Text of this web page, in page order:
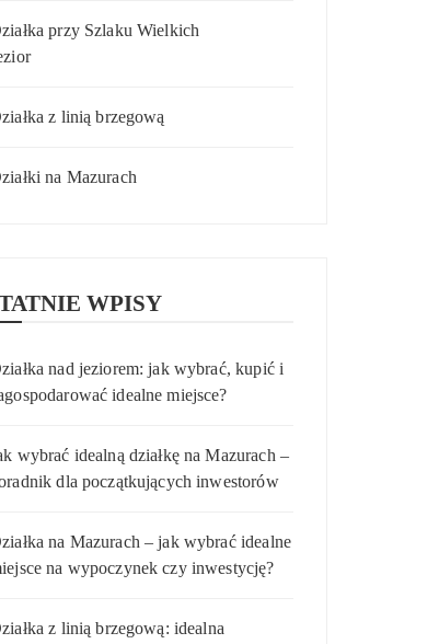
przy Szlaku Wielkich
z linią brzegową
na Mazurach
WPISY
nad jeziorem: jak wybrać, kupić i
idealne miejsce?
wybrać idealną działkę na Mazurach –
dla początkujących inwestorów
na Mazurach – jak wybrać idealne
na wypoczynek czy inwestycję?
z linią brzegową: idealna